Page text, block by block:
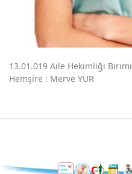
13.01.019 Aile Hekimliği Birimi
Hemşire : Merve YUR